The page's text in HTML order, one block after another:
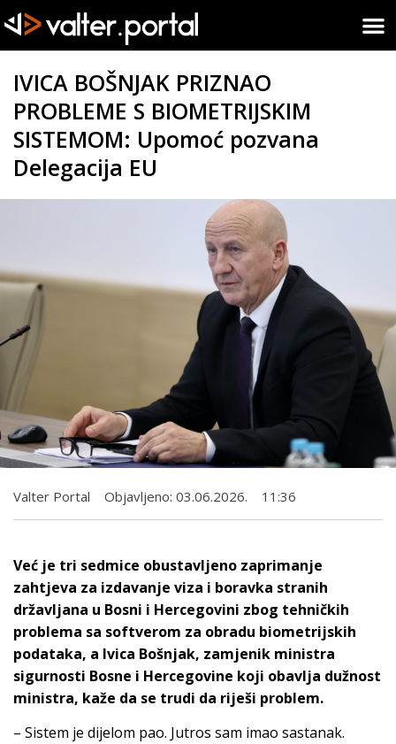
IVICA BOŠNJAK PRIZNAO
PROBLEME S BIOMETRIJSKIM
SISTEMOM: Upomoć pozvana
Delegacija EU
Valter Portal Objavljeno: 03.06.2026. 11:36
Već je tri sedmice obustavljeno zaprimanje
zahtjeva za izdavanje viza i boravka stranih
državljana u Bosni i Hercegovini zbog tehničkih
problema sa softverom za obradu biometrijskih
podataka, a Ivica Bošnjak, zamjenik ministra
sigurnosti Bosne i Hercegovine koji obavlja dužnost
ministra, kaže da se trudi da riješi problem.
– Sistem je dijelom pao. Jutros sam imao sastanak.